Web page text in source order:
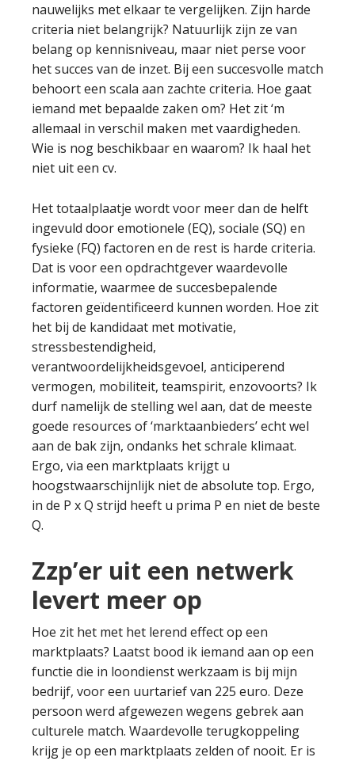
nauwelijks met elkaar te vergelijken. Zijn harde
criteria niet belangrijk? Natuurlijk zijn ze van
belang op kennisniveau, maar niet perse voor
het succes van de inzet. Bij een succesvolle match
behoort een scala aan zachte criteria. Hoe gaat
iemand met bepaalde zaken om? Het zit ‘m
allemaal in verschil maken met vaardigheden.
Wie is nog beschikbaar en waarom? Ik haal het
niet uit een cv.
Het totaalplaatje wordt voor meer dan de helft
ingevuld door emotionele (EQ), sociale (SQ) en
fysieke (FQ) factoren en de rest is harde criteria.
Dat is voor een opdrachtgever waardevolle
informatie, waarmee de succesbepalende
factoren geïdentificeerd kunnen worden. Hoe zit
het bij de kandidaat met motivatie,
stressbestendigheid,
verantwoordelijkheidsgevoel, anticiperend
vermogen, mobiliteit, teamspirit, enzovoorts? Ik
durf namelijk de stelling wel aan, dat de meeste
goede resources of ‘marktaanbieders’ echt wel
aan de bak zijn, ondanks het schrale klimaat.
Ergo, via een marktplaats krijgt u
hoogstwaarschijnlijk niet de absolute top. Ergo,
in de P x Q strijd heeft u prima P en niet de beste
Q.
Zzp’er uit een netwerk
levert meer op
Hoe zit het met het lerend effect op een
marktplaats? Laatst bood ik iemand aan op een
functie die in loondienst werkzaam is bij mijn
bedrijf, voor een uurtarief van 225 euro. Deze
persoon werd afgewezen wegens gebrek aan
culturele match. Waardevolle terugkoppeling
krijg je op een marktplaats zelden of nooit. Er is